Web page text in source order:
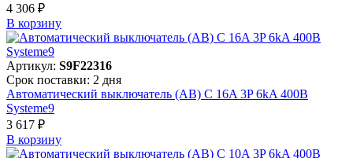
4 306 ₽
В корзинy
Артикул: S9F22316
Срок поставки: 2 дня
Автоматический выключатель (АВ) C 16A 3P 6kA 400В
Systeme9
3 617 ₽
В корзинy